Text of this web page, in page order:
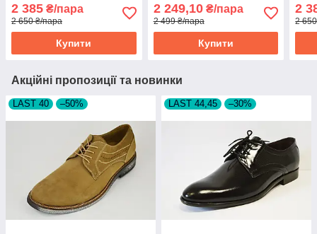
2 385 ₴/пара
2 650 ₴/пара
Купити
2 249,10₴/пара
2 499 ₴/пара
Купити
2
2
Акційні пропозиції та новинки
LAST 40 –50% LAST 44,45 –30%